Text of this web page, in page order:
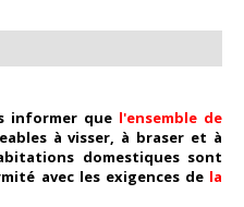
informer que l'ensemble de
à visser, à braser et à
domestiques sont
avec les exigences de la